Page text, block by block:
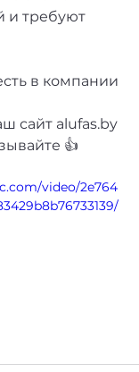
и требуют
в компании
сайт alufas.by
👍
video/2e764